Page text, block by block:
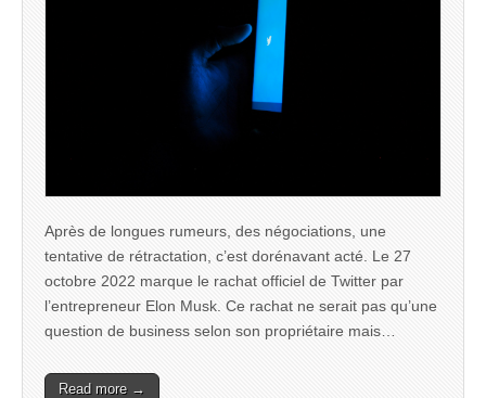
Après de longues rumeurs, des négociations, une
tentative de rétractation, c’est dorénavant acté. Le 27
octobre 2022 marque le rachat officiel de Twitter par
l’entrepreneur Elon Musk. Ce rachat ne serait pas qu’une
question de business selon son propriétaire mais…
Read more →